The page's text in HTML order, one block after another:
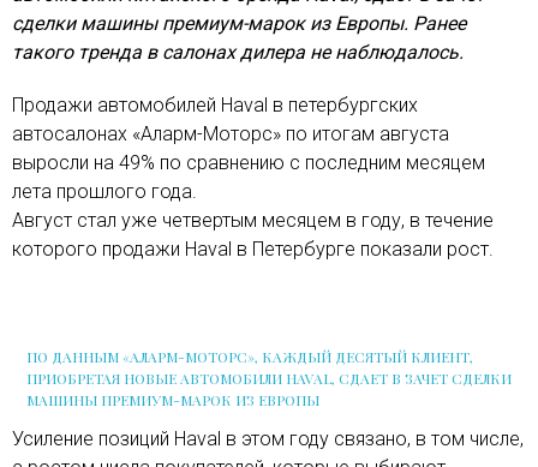
сделки машины премиум-марок из Европы. Ранее
такого тренда в салонах дилера не наблюдалось.
Продажи автомобилей Haval в петербургских
автосалонах «Аларм-Моторс» по итогам августа
выросли на 49% по сравнению с последним месяцем
лета прошлого года.
Август стал уже четвертым месяцем в году, в течение
которого продажи Haval в Петербурге показали рост.
ПО ДАННЫМ «АЛАРМ-МОТОРС», КАЖДЫЙ ДЕСЯТЫЙ КЛИЕНТ,
ПРИОБРЕТАЯ НОВЫЕ АВТОМОБИЛИ HAVAL, СДАЕТ В ЗАЧЕТ СДЕЛКИ
МАШИНЫ ПРЕМИУМ-МАРОК ИЗ ЕВРОПЫ
Усиление позиций Haval в этом году связано, в том числе,